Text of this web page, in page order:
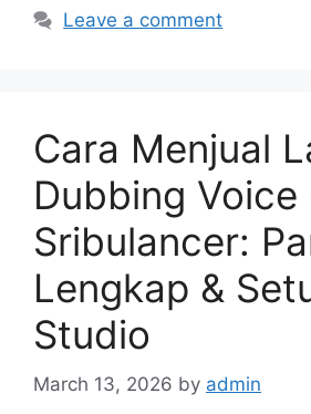
Leave a comment
Cara Menjual
Dubbing Voice
Sribulancer:
Lengkap &
Studio
March 13, 2026 by admin